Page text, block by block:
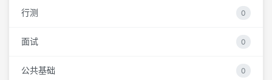
行测 0
面试 0
公共基础 0